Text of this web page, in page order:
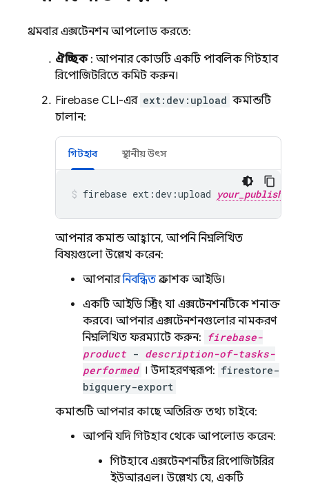
প্রথমবার এক্সটেনশন আপলোড করতে:
ঐচ্ছিক: আপনার কোডটি একটি পাবলিক গিটহাব
রিপোজিটরিতে কমিট করুন।
Firebase CLI-এর ext:dev:upload কমান্ডটি
চালান:
গিটহাব স্থানীয় উৎস
firebase ext:dev:upload
আপনার কমান্ড আহ্বানে, আপনি নিম্নলিখিত
বিষয়গুলো উল্লেখ করেন:
আপনারনিবন্ধিত প্রকাশক আইডি।
একটি আইডি স্ট্রিং যা এক্সটেনশনটিকে শনাক্ত
করবে। আপনার এক্সটেনশনগুলোর নামকরণ
নিম্নলিখিত ফরম্যাটে করুন: firebase-
product - description-of-tasks-
performed । উদাহরণস্বরূপ: firestore-
bigquery-export
কমান্ডটি আপনার কাছে অতিরিক্ত তথ্য চাইবে:
আপনি যদি গিটহাব থেকে আপলোড করেন:
গিটহাবে এক্সটেনশনটির রিপোজিটরির
ইউআরএল। উল্লেখ্য যে, একটি